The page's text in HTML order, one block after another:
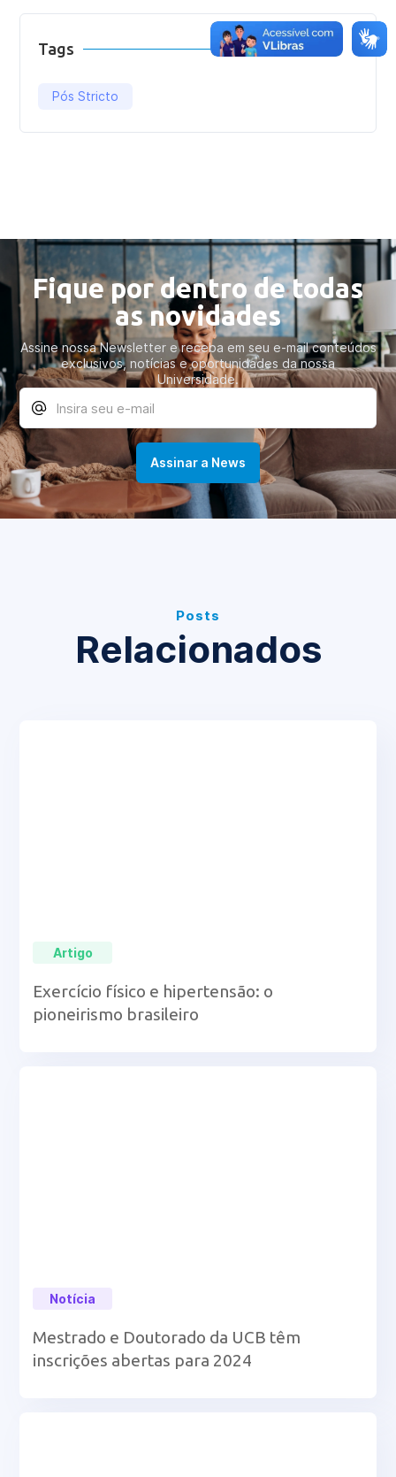
Tags
Pós Stricto
Fique por dentro de todas
as novidades
Assine nossa Newsletter e receba em seu e-mail conteúdos
exclusivos, notícias e oportunidades da nossa
Universidade.
Posts
Relacionados
Artigo
Exercício físico e hipertensão: o
pioneirismo brasileiro
Notícia
Mestrado e Doutorado da UCB têm
inscrições abertas para 2024